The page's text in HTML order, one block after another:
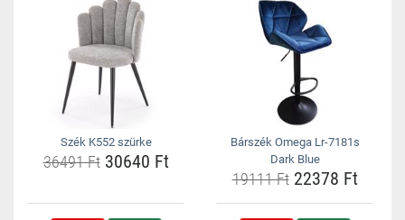
Szék K552 szürke
36491 Ft30640 Ft
Bárszék Omega Lr-7181s
Dark Blue
19111 Ft22378 Ft